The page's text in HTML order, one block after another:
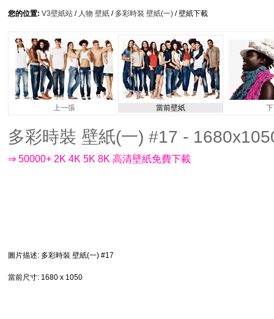
您的位置: V3壁紙站 / 人物 壁紙 / 多彩時裝 壁紙(一) / 壁紙下載
上一張 當前壁紙
多彩時裝 壁紙(一) #17 -
⇒ 50000+ 2K 4K 5K 8K 高清壁紙免費下載
圖片描述: 多彩時裝 壁紙(一) #17
當前尺寸: 1680 x 1050